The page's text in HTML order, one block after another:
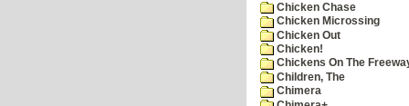
Chicken Chase
Chicken Microssing
Chicken Out
Chicken!
Chickens On The
Children, The
Chimera